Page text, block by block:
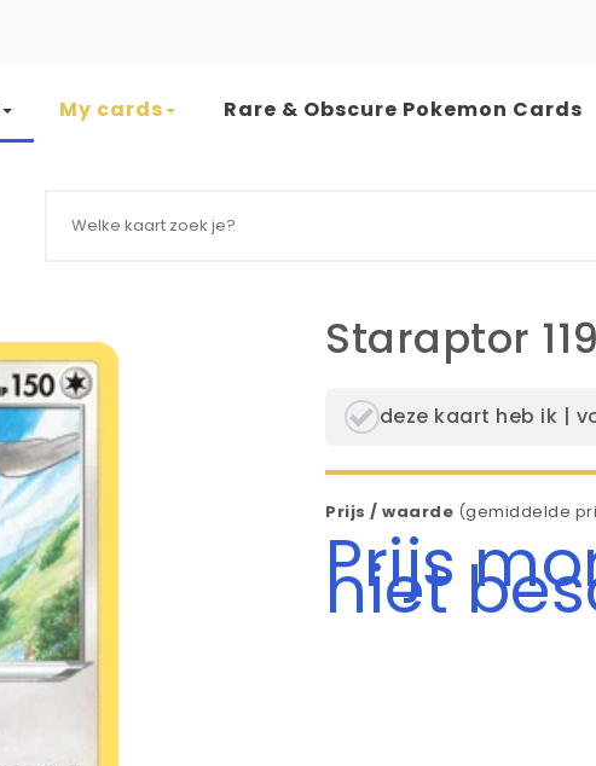
My cards Rare & Obscure Pokemon Cards
Staraptor
deze kaart heb ik |
Prijs / waarde (gemiddelde
Prijs
niet